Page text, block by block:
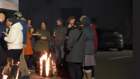
VISITER LA GALERIE